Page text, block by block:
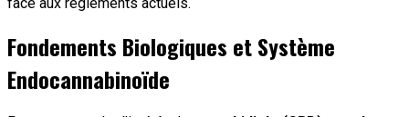
Fondements Biologiques et Système
Endocannabinoïde